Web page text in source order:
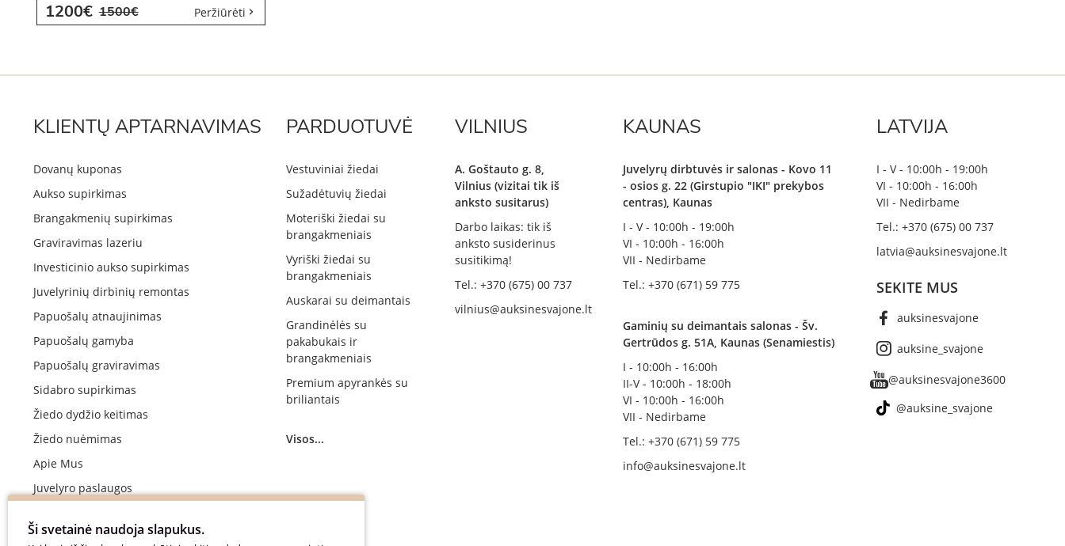
1200€ 1500€ Peržiūrėti
KLIENTŲ APTARNAVIMAS
Dovanų kuponas
Aukso supirkimas
Brangakmenių supirkimas
Graviravimas lazeriu
Investicinio aukso supirkimas
Juvelyrinių dirbinių remontas
Papuošalų atnaujinimas
Papuošalų gamyba
Papuošalų graviravimas
Sidabro supirkimas
Žiedo dydžio keitimas
Žiedo nuėmimas
Apie Mus
Juvelyro paslaugos
Sužadėtuvių žiedų gamyba
PARDUOTUVĖ
Vestuviniai žiedai
Sužadėtuvių žiedai
Moteriški žiedai su
brangakmeniais
Vyriški žiedai su
brangakmeniais
Auskarai su deimantais
Grandinėlės su
pakabukais ir
brangakmeniais
Premium apyrankės su
briliantais
Visos...
VILNIUS
A. Goštauto g. 8,
Vilnius (vizitai tik iš
anksto susitarus)
Darbo laikas: tik iš
anksto susiderinus
susitikimą!
Tel.: +370 (675) 00 737
vilnius@auksinesvajone.lt
KAUNAS
Juvelyrų dirbtuvės ir salonas - Kovo 11
- osios g. 22 (Girstupio "IKI" prekybos
centras), Kaunas
I - V - 10:00h - 19:00h
VI - 10:00h - 16:00h
VII - Nedirbame
Tel.: +370 (671) 59 775
Gaminių su deimantais salonas - Šv.
Gertrūdos g. 51A, Kaunas (Senamiestis)
I - 10:00h - 16:00h
II-V - 10:00h - 18:00h
VI - 10:00h - 16:00h
VII - Nedirbame
Tel.: +370 (671) 59 775
info@auksinesvajone.lt
LATVIJA
I - V - 10:00h - 19:00h
VI - 10:00h - 16:00h
VII - Nedirbame
Tel.: +370 (675) 00 737
latvia@auksinesvajone.lt
SEKITE MUS
auksinesvajone
auksine_svajone
@auksinesvajone3600
@auksine_svajone
Ši svetainė naudoja slapukus.